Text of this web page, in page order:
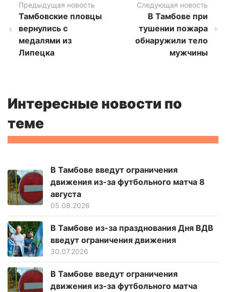
Предыдущая новость
Тамбовские пловцы
вернулись с
медалями из
Липецка
Следующая новость
В Тамбове при
тушении пожара
обнаружили тело
мужчины
Интересные новости по
теме
В Тамбове введут ограничения
движения из-за футбольного матча 8
августа
05.08.2026
В Тамбове из-за празднования Дня ВДВ
введут ограничения движения
30.07.2026
В Тамбове введут ограничения
движения из-за футбольного матча